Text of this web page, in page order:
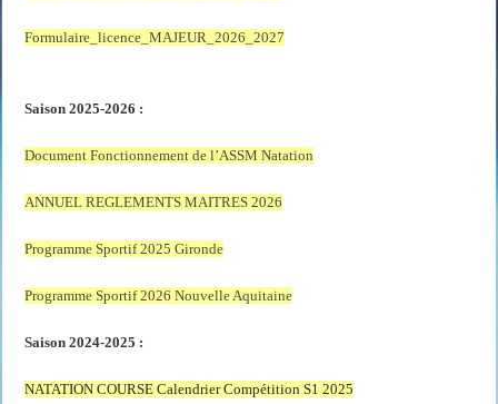
Formulaire_licence_MAJEUR_2026_2027
Saison 2025-2026 :
Document Fonctionnement de l’ASSM Natation
ANNUEL REGLEMENTS MAITRES 2026
Programme Sportif 2025 Gironde
Programme Sportif 2026 Nouvelle Aquitaine
Saison 2024-2025 :
NATATION COURSE Calendrier Compétition S1 2025